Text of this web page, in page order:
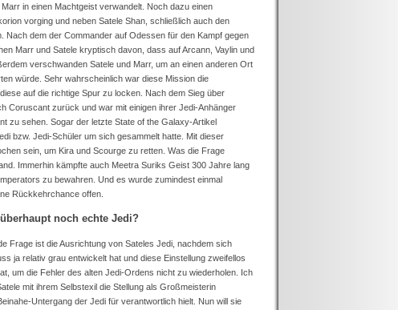
in einen Machtgeist verwandelt. Noch dazu einen
vorging und neben Satele Shan, schließlich auch den
Nach dem der Commander auf Odessen für den Kampf gegen
Marr und Satele kryptisch davon, dass auf Arcann, Vaylin und
verschwanden Satele und Marr, um an einen anderen Ort
würde. Sehr wahrscheinlich war diese Mission die
auf die richtige Spur zu locken. Nach dem Sieg über
Coruscant zurück und war mit einigen ihrer Jedi-Anhänger
zu sehen. Sogar der letzte State of the Galaxy-Artikel
bzw. Jedi-Schüler um sich gesammelt hatte. Mit dieser
sein, um Kira und Scourge zu retten. Was die Frage
Immerhin kämpfte auch Meetra Suriks Geist 300 Jahre lang
zu bewahren. Und es wurde zumindest einmal
Rückkehrchance offen.
noch echte Jedi?
Frage ist die Ausrichtung von Sateles Jedi, nachdem sich
ja relativ grau entwickelt hat und diese Einstellung zweifellos
um die Fehler des alten Jedi-Ordens nicht zu wiederholen. Ich
mit ihrem Selbstexil die Stellung als Großmeisterin
Untergang der Jedi für verantwortlich hielt. Nun will sie